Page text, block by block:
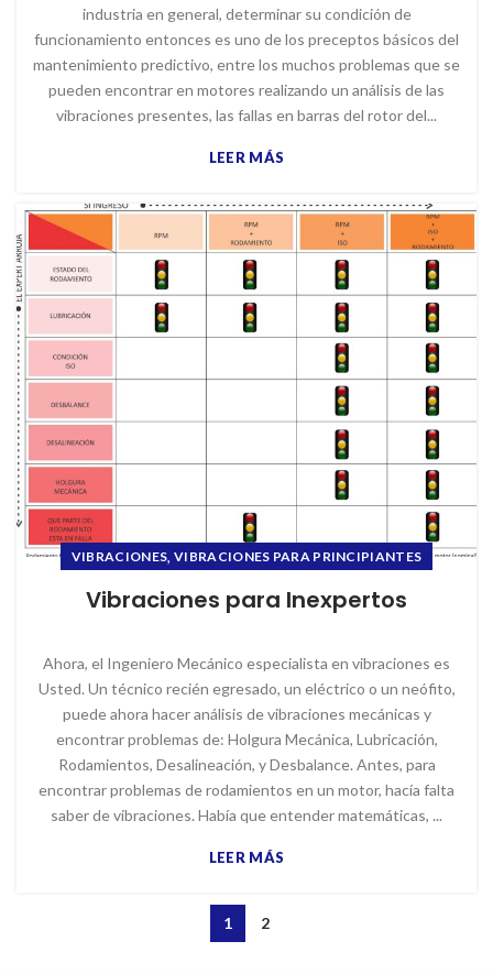
industria en general, determinar su condición de
funcionamiento entonces es uno de los preceptos básicos del
mantenimiento predictivo, entre los muchos problemas que se
pueden encontrar en motores realizando un análisis de las
vibraciones presentes, las fallas en barras del rotor del...
LEER MÁS
VIBRACIONES,VIBRACIONES PARA PRINCIPIANTES
Vibraciones para Inexpertos
Ahora, el Ingeniero Mecánico especialista en vibraciones es
Usted. Un técnico recién egresado, un eléctrico o un neófito,
puede ahora hacer análisis de vibraciones mecánicas y
encontrar problemas de: Holgura Mecánica, Lubricación,
Rodamientos, Desalineación, y Desbalance. Antes, para
encontrar problemas de rodamientos en un motor, hacía falta
saber de vibraciones. Había que entender matemáticas, ...
LEER MÁS
1 2